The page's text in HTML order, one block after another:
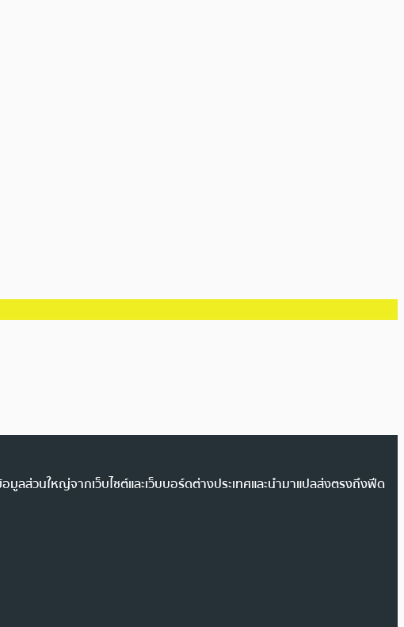
มูลส่วนใหญ่จากเว็บไซต์และเว็บบอร์ดต่างประเทศและนำมาแปลส่งตรงถึงฟีด